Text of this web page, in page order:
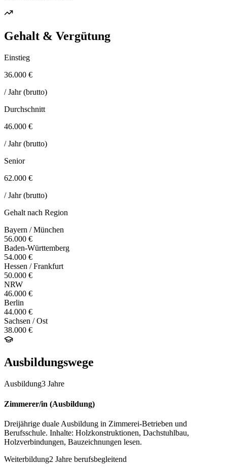
Gehalt & Vergütung
Einstieg
36.000 €
/ Jahr (brutto)
Durchschnitt
46.000 €
/ Jahr (brutto)
Senior
62.000 €
/ Jahr (brutto)
Gehalt nach Region
Bayern / München
56.000 €
Baden-Württemberg
54.000 €
Hessen / Frankfurt
50.000 €
NRW
46.000 €
Berlin
44.000 €
Sachsen / Ost
38.000 €
Ausbildungswege
Ausbildung3 Jahre
Zimmerer/in (Ausbildung)
Dreijährige duale Ausbildung in Zimmerei-Betrieben und
Berufsschule. Inhalte: Holzkonstruktionen, Dachstuhlbau,
Holzverbindungen, Bauzeichnungen lesen.
Weiterbildung2 Jahre berufsbegleitend